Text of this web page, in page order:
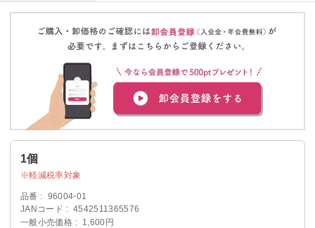
1個
軽減税率対象
品番
96004-01
JANコード
4542511365576
一般小売価格
1,600円